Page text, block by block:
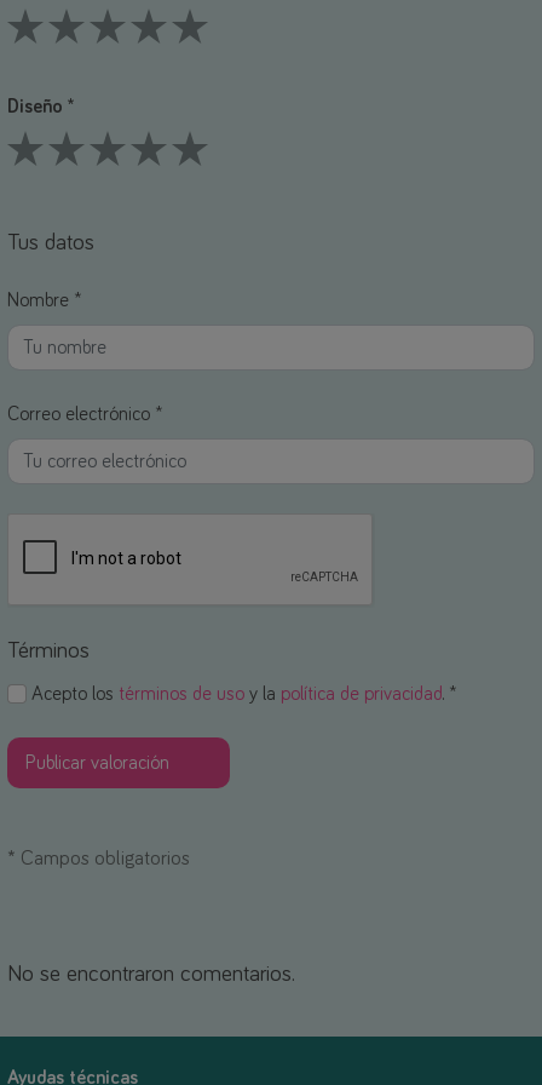
Diseño *
Tus datos
Nombre *
Correo electrónico *
Términos
Acepto los términos de uso y la política de privacidad. *
* Campos obligatorios
No se encontraron comentarios.
Ayudas técnicas